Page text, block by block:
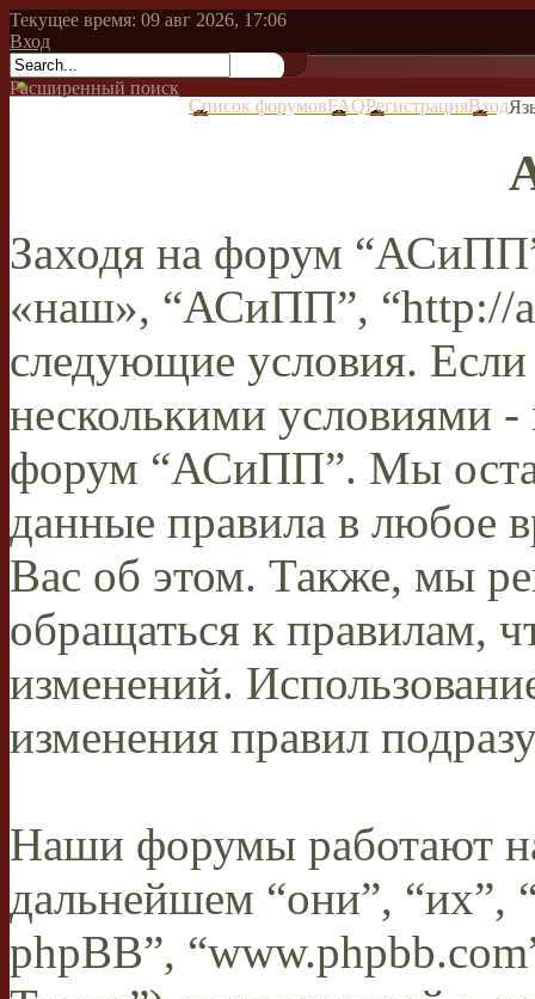
Текущее время: 09 авг 2026, 17:06
Вход
Расширенный поиск
Список форумовFAQРегистрацияВход
Заходя на форум
«наш», “АСиПП”, “http://
следующие условия.
несколькими условиями -
форум “АСиПП”. Мы
данные правила в любое
Вас об этом. Также, мы
обращаться к правилам,
изменений.
изменения правил
Наши форумы работают
дальнейшем “они”, “их”,
phpBB”,